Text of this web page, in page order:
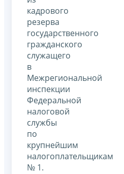
кадрового
резерва
государственного
гражданского
служащего
в
Межрегиональной
инспекции
Федеральной
налоговой
службы
по
крупнейшим
налогоплательщикам
№ 1.